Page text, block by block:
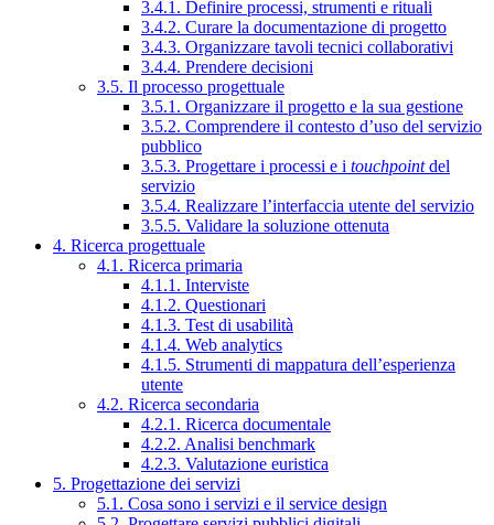
3.4.1. Definire processi, strumenti e rituali
3.4.2. Curare la documentazione di progetto
3.4.3. Organizzare tavoli tecnici collaborativi
3.4.4. Prendere decisioni
3.5. Il processo progettuale
3.5.1. Organizzare il progetto e la sua gestione
3.5.2. Comprendere il contesto d’uso del servizio
pubblico
3.5.3. Progettare i processi e i touchpointdel
servizio
3.5.4. Realizzare l’interfaccia utente del servizio
3.5.5. Validare la soluzione ottenuta
4. Ricerca progettuale
4.1. Ricerca primaria
4.1.1. Interviste
4.1.2. Questionari
4.1.3. Test di usabilità
4.1.4. Web analytics
4.1.5. Strumenti di mappatura dell’esperienza
utente
4.2. Ricerca secondaria
4.2.1. Ricerca documentale
4.2.2. Analisi benchmark
4.2.3. Valutazione euristica
5. Progettazione dei servizi
5.1. Cosa sono i servizi e il service design